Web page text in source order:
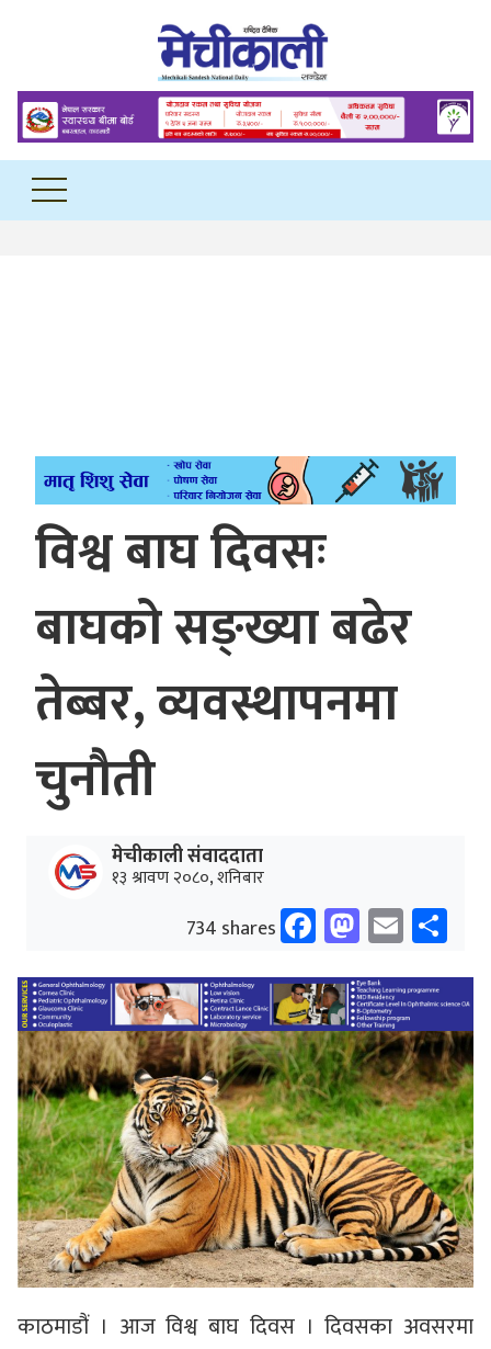
विश्व बाघ दिवसः
बाघको सङ्ख्या बढेर
तेब्बर, व्यवस्थापनमा
चुनौती
मेचीकाली संवाददाता
१३ श्रावण २०८०, शनिबार
734 shares Facebook
Email
काठमाडौं । आज विश्व बाघ दिवस । दिवसका अवसरमा